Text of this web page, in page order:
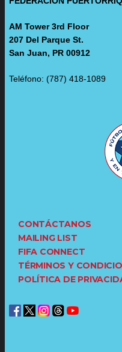
AM Tower 3rd Floor
207 Del Parque St.
San Juan, PR 00912
Teléfono: (787) 418-1089
CONTÁCTANOS
MAILING LIST
FIFA CONNECT
TÉRMINOS Y
POLÍTICA DE